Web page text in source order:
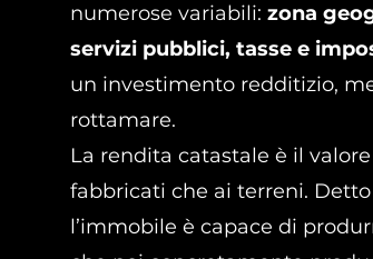
numerose variabili: zona
servizi pubblici, tasse e
un investimento redditizio,
rottamare.
La rendita catastale è il
fabbricati che ai terreni.
l’immobile è capace di